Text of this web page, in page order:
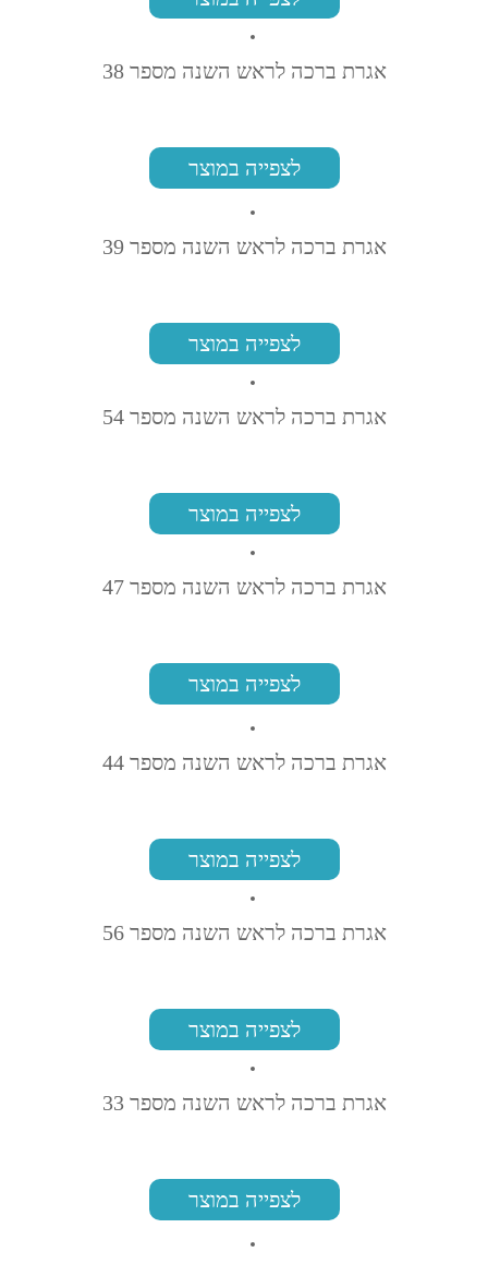
אגרת ברכה לראש השנה מספר 38
לצפייה במוצר
אגרת ברכה לראש השנה מספר 39
לצפייה במוצר
אגרת ברכה לראש השנה מספר 54
לצפייה במוצר
אגרת ברכה לראש השנה מספר 47
לצפייה במוצר
אגרת ברכה לראש השנה מספר 44
לצפייה במוצר
אגרת ברכה לראש השנה מספר 56
לצפייה במוצר
אגרת ברכה לראש השנה מספר 33
לצפייה במוצר